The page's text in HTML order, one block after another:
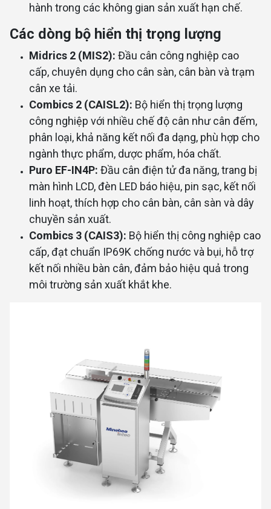
hành trong các không gian sản xuất hạn chế.
Các dòng bộ hiển thị trọng lượng
Midrics 2 (MIS2): Đầu cân công nghiệp cao
cấp, chuyên dụng cho cân sàn, cân bàn và trạm
cân xe tải.
Combics 2 (CAISL2): Bộ hiển thị trọng lượng
công nghiệp với nhiều chế độ cân như cân đếm,
phân loại, khả năng kết nối đa dạng, phù hợp cho
ngành thực phẩm, dược phẩm, hóa chất.
Puro EF-IN4P: Đầu cân điện tử đa năng, trang bị
màn hình LCD, đèn LED báo hiệu, pin sạc, kết nối
linh hoạt, thích hợp cho cân bàn, cân sàn và dây
chuyền sản xuất.
Combics 3 (CAIS3): Bộ hiển thị công nghiệp cao
cấp, đạt chuẩn IP69K chống nước và bụi, hỗ trợ
kết nối nhiều bàn cân, đảm bảo hiệu quả trong
môi trường sản xuất khắt khe.